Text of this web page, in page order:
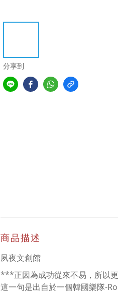
分享到
商品描述
夙夜文創館
***正因為成功從來不易，所以
這一句是出自於一個韓國樂隊-